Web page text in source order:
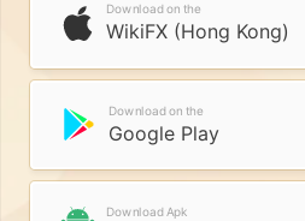
Download on the
WikiFX (Hong Kong)
Download on the
Google Play
Download Apk